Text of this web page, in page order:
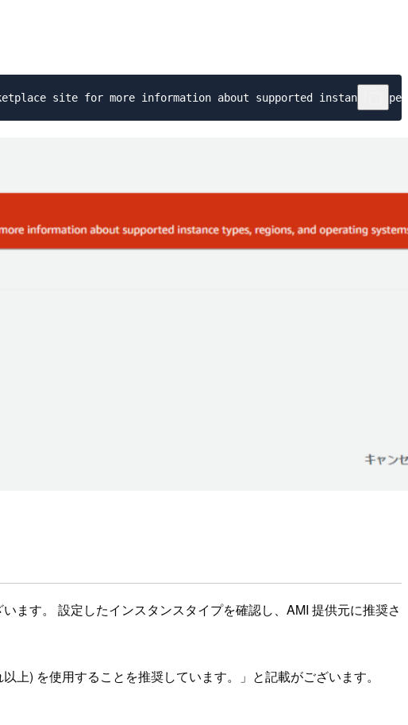
ます。 設定したインスタンスタイプを確認し、AMI 提供元に推奨さ
) を使用することを推奨しています。」と記載がございます。